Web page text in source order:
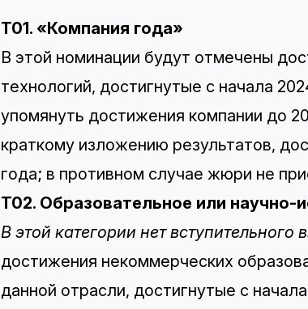
T01. «Компания года»
В этой номинации будут отмечены
технологий, достигнутые с начала
упомянуть достижения компании до
краткому изложению результатов,
года; в противном случае жюри не
T02. Образовательное или научно-
В этой категории нет вступительного
достижения некоммерческих
данной отрасли, достигнутые с